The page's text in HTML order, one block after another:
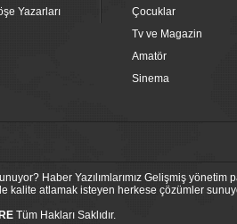
Yazarları
Çocuklar
Tv ve Magazin
Amatör
Sinema
Haber Yazılımlarımız Gelişmiş
kalite atlamak isteyen herkese çözümler
Tüm Hakları Saklıdır.